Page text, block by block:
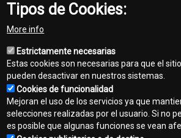
Cabezales y Accesorios
Forestales
Ver Gama Completa
template-
agro
Tipos de Cookies:
More info
Estrictamente necesarias
Estas cookies son necesarias para que el
pueden desactivar en nuestros sistemas.
Cookies de funcionalidad
Mejoran el uso de los servicios ya que
selecciones realizadas por el usuario. Si no
es posible que algunas funciones se vean